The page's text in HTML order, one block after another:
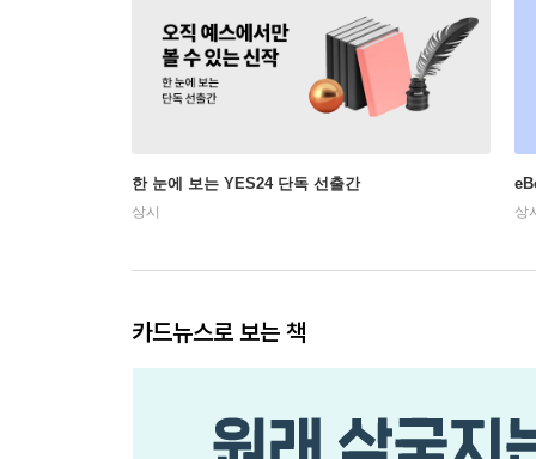
한 눈에 보는 YES24 단독 선출간
상시 상
카드뉴스로 보는 책